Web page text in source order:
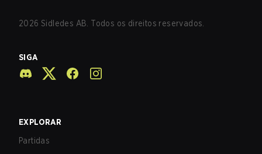
2026 Sidledes AB. Todos os direitos reservados.
SIGA
EXPLORAR
Partidas